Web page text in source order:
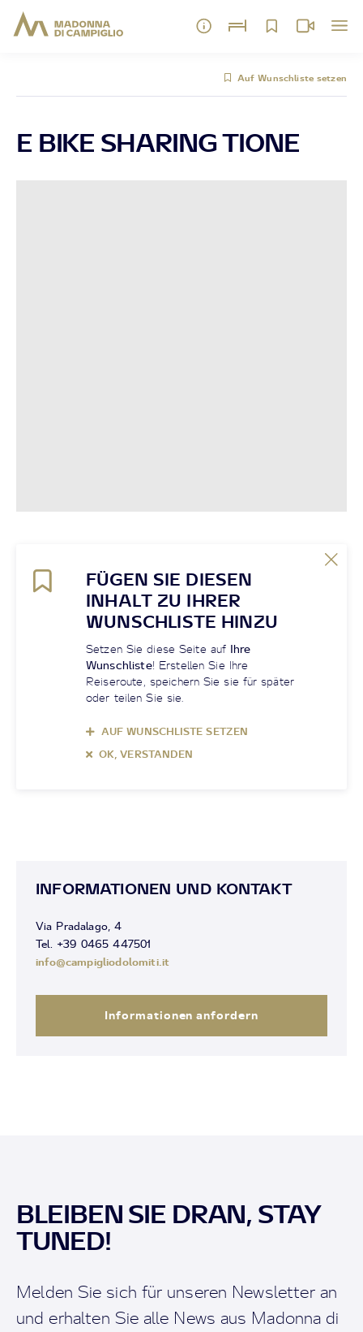
Auf Wunschliste setzen
E BIKE SHARING TIONE
FÜGEN SIE DIESEN
INHALT ZU IHRER
WUNSCHLISTE HINZU
Setzen Sie diese Seite auf Ihre
Wunschliste! Erstellen Sie Ihre
Reiseroute, speichern Sie sie für später
oder teilen Sie sie.
AUF WUNSCHLISTE SETZEN
OK, VERSTANDEN
INFORMATIONEN UND KONTAKT
Via Pradalago, 4
Tel. +39 0465 447501
info@campigliodolomiti.it
Informationen anfordern
BLEIBEN SIE DRAN, STAY
TUNED!
Melden Sie sich für unseren Newsletter an
und erhalten Sie alle News aus Madonna di